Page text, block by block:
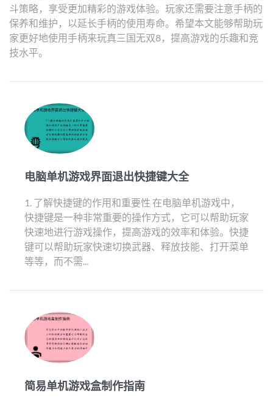
斗策略，享受更加精彩的游戏体验。玩家还需要注意手柄的
保养和维护，以延长手柄的使用寿命。希望本文能够帮助玩
家更好地使用手柄来玩真三国无双8，提高游戏的乐趣和竞
技水平。
电脑单机游戏界面退出快捷键大全
1. 了解快捷键的作用和重要性 在电脑单机游戏中，
快捷键是一种非常重要的操作方式，它可以帮助玩家
快速地进行游戏操作，提高游戏的效率和体验。快捷
键可以帮助玩家快速切换武器、释放技能、打开菜单
等等，而不需...
简易单机游戏盒制作指南